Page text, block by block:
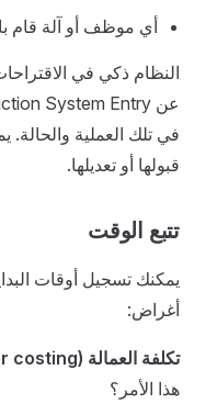
أي موظف أو آلة قام
النظام ذكي في
في تلك العملية والحالة.
قبولها أو تعديلها.
تتبع الوقت
يمكنك تسجيل أوقات
أغراض:
تكلفة العمالة (Labor costing)
هذا الأمر؟